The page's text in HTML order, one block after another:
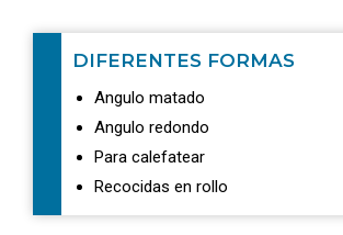
DIFERENTES FORMAS
Angulo matado
Angulo redondo
Para calefatear
Recocidas en rollo